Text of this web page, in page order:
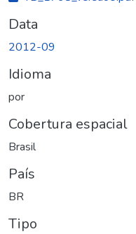
Data
2012-09
Idioma
por
Cobertura espacial
Brasil
País
BR
Tipo